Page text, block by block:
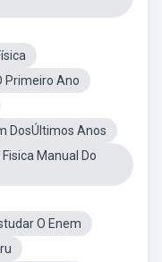
Primeiro Ano
DosÚltimos Anos
Manual Do
O Enem